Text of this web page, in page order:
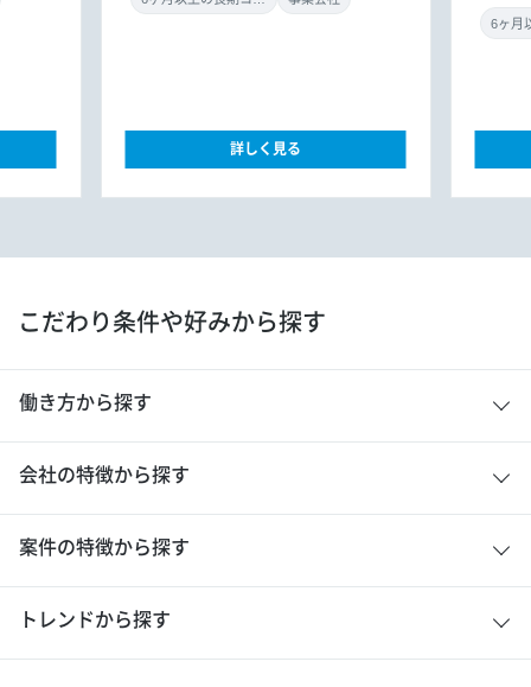
詳しく見る
こだわり条件や好みから探す
働き方から探す
会社の特徴から探す
案件の特徴から探す
トレンドから探す